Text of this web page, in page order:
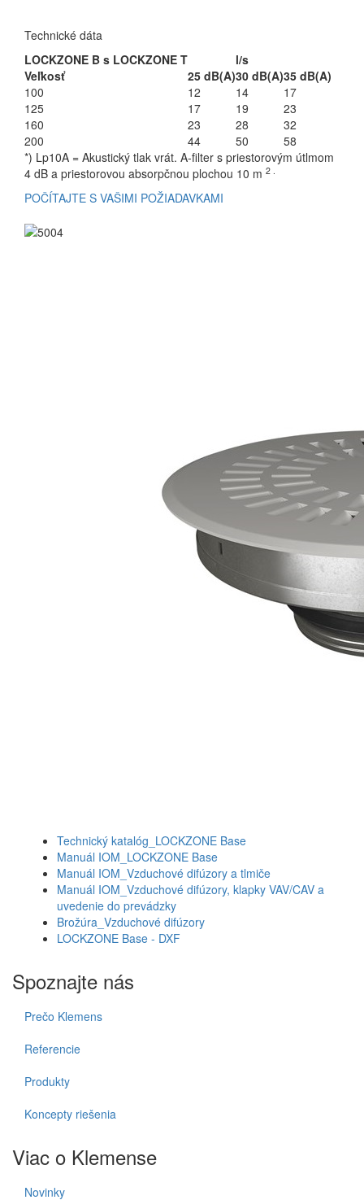
Technické dáta
LOCKZONE B s LOCKZONE T
l/s
Veľkosť
25 dB(A)30 dB(A)35 dB(A)
100
12 14
17
125
17 19
23
160
23 28
32
200
44 50
58
*) Lp10A = Akustický tlak vrát. A-filter s priestorovým útlmom
4 dB a priestorovou absorpčnou plochou 10 m 2 .
POČÍTAJTE S VAŠIMI POŽIADAVKAMI
Technický katalóg_LOCKZONE Base
Manuál IOM_LOCKZONE Base
Manuál IOM_Vzduchové difúzory a tlmiče
Manuál IOM_Vzduchové difúzory, klapky VAV/CAV a
uvedenie do prevádzky
Brožúra_Vzduchové difúzory
LOCKZONE Base - DXF
Spoznajte nás
Prečo Klemens
Referencie
Produkty
Koncepty riešenia
Viac o Klemense
Novinky